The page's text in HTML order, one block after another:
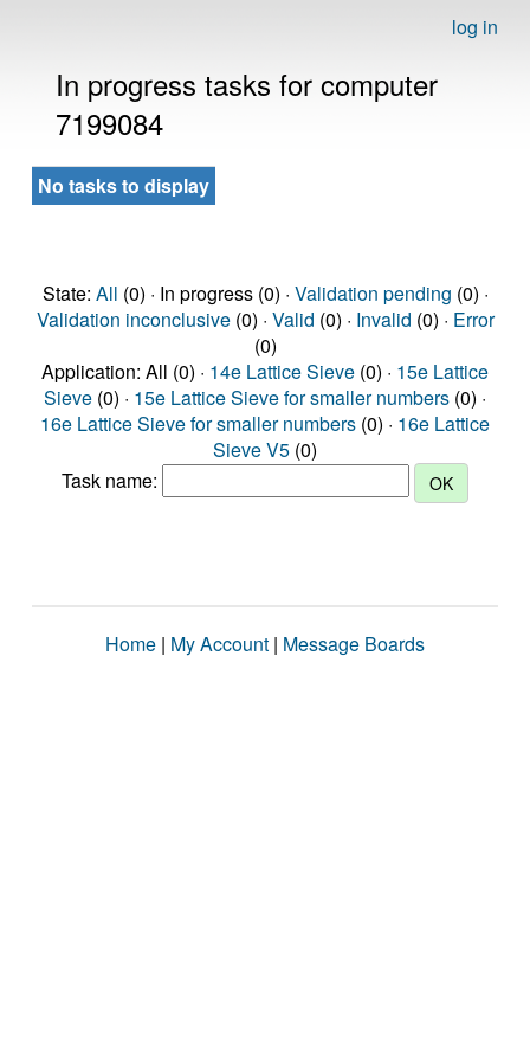
log in
In progress tasks for computer
7199084
No tasks to display
State: All (0) · In progress (0) · Validation pending (0) ·
Validation inconclusive(0) · Valid (0) · Invalid (0) · Error
(0)
Application: All (0) · 14e Lattice Sieve (0) · 15e Lattice
Sieve (0) · 15e Lattice Sieve for smaller numbers (0) ·
16e Lattice Sieve for smaller numbers (0) · 16e Lattice
Sieve V5 (0)
Task name:
Home | My Account | Message Boards